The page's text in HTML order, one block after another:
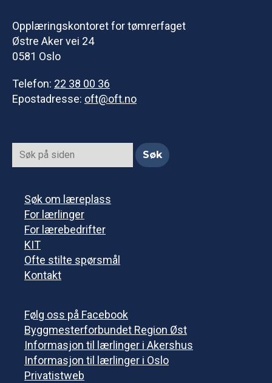
Opplæringskontoret for tømrerfaget
Østre Aker vei 24
0581 Oslo
Telefon: 22 38 00 36
Epostadresse: oft@oft.no
Søk om læreplass
For lærlinger
For lærebedrifter
KIT
Ofte stilte spørsmål
Kontakt
Følg oss på Facebook
Byggmesterforbundet Region Øst
Informasjon til lærlinger i Akershus
Informasjon til lærlinger i Oslo
Privatistweb